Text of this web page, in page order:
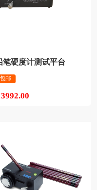
笔硬度计测试平台
包邮
3992.00